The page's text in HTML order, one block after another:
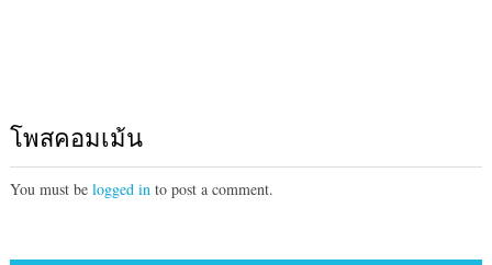
โพสคอมเม้น
You must be logged into post a comment.